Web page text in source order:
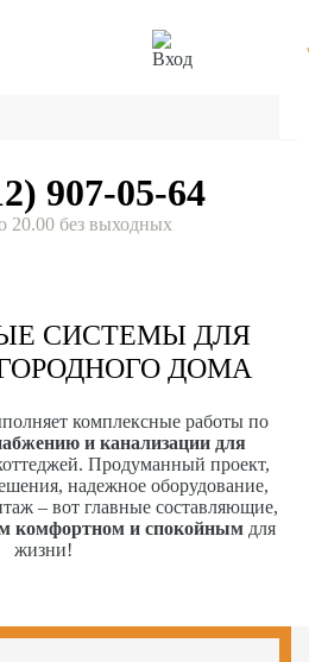
907-05-64
20.00 без выходных
СИСТЕМЫ ДЛЯ
ДОМА
комплексные работы по
и канализации для
Продуманный проект,
надежное оборудование,
– вот главные составляющие,
комфортном и спокойным для
жизни!